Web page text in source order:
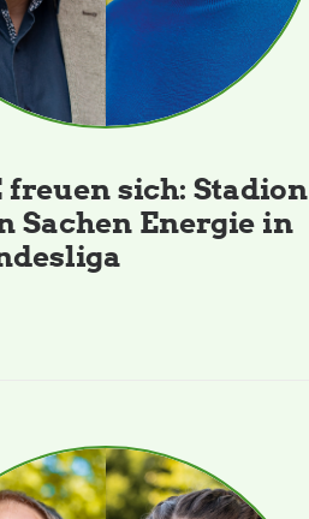
freuen sich: Stadion
Sachen Energie in